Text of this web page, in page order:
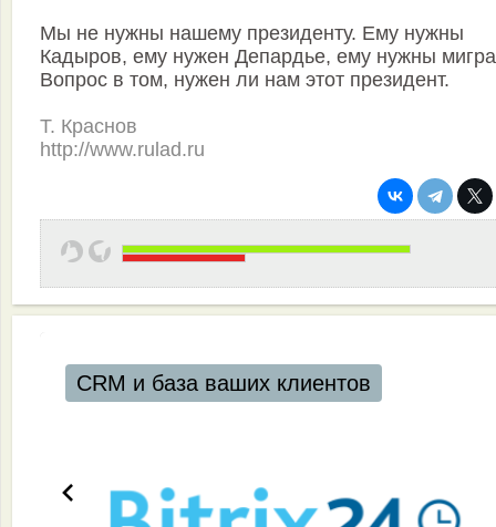
Мы не нужны нашему президенту. Ему нужны
Кадыров, ему нужен Депардье, ему нужны
Вопрос в том, нужен ли нам этот президент.
Т. Краснов
http://www.rulad.ru
Эффективная работа вашей команды